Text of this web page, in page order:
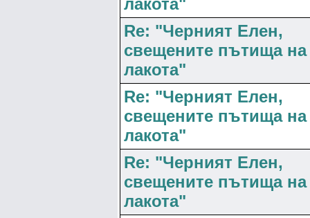
лакота"
Re: "Черният Елен,
свещените пътища на
лакота"
Re: "Черният Елен,
свещените пътища на
лакота"
Re: "Черният Елен,
свещените пътища на
лакота"